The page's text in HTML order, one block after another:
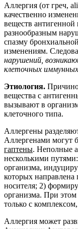
Аллергия (от греч,
качественно
веществ
разнообразным
спазму
изменениям.
нарушений,
клеточных иммунных
Этиология.
вещества с
вызывают в
клеточного типа.
Аллергены
Аллергенами могут
гаптены. Неполные
несколькими
организма,
которых направлена
носителя; 2)
организма. При этом
только с
Аллергия может